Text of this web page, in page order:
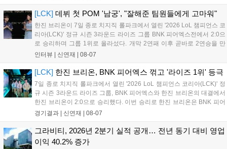
연 등 다채로운 일정이 준비되어 있다. 사전 예약은 조기 마감될
[LCK] 데뷔 첫 POM '남궁', "잘해준 팀원들에게 고마워"
한진 브리온이 7일 종로 치지직 롤파크에서 열린 '2026 LoL 챔피언스 코
리아(LCK)' 정규 시즌 3라운드 라이즈 그룹 BNK 피어엑스전에서 2:0으
로 승리하며 그룹 1위로 올라섰다. 개막 2연패 이후 곧바로 2연승을 만
들어내면서 이어질 4라운드에 대한 기대감을 올렸다. 다음은 이날 데뷔
인터뷰 | 신연재 | 08-07
[LCK] 한진 브리온, BNK 피어엑스 꺾고 '라이즈 1위' 등극
7일 종로 치지직 롤파크에서 열린 '2026 LoL 챔피언스 코리아(LCK)' 정
규 시즌 3라운드 라이즈 그룹, BNK 피어엑스와 한진 브리온의 대결에서
한진 브리온이 2:0으로 승리했다. 이번 승리로 한진 브리온은 BNK 피어
엑스를 제치고 라이즈 그룹 1위로 올라섰다. 1세트, 한진 브리온이 '로머'
경기결과 | 신연재 | 08-07
그라비티, 2026년 2분기 실적 공개… 전년 동기 대비 영업
이익 40.2% 증가